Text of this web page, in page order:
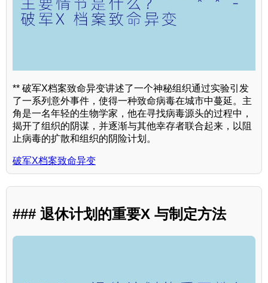
** 破军X档案致命异变讲述了一个神秘组织通过实验引发
了一系列意外事件，使得一种致命病毒在城市中蔓延。主
角是一名年轻的生物学家，他在寻找病毒源头的过程中，
揭开了组织的阴谋，并逐渐与其他幸存者联合起来，以阻
止病毒的扩散和组织的阴险计划。
破军X档案致命异变
### 退休计划的重要X 与制定方法